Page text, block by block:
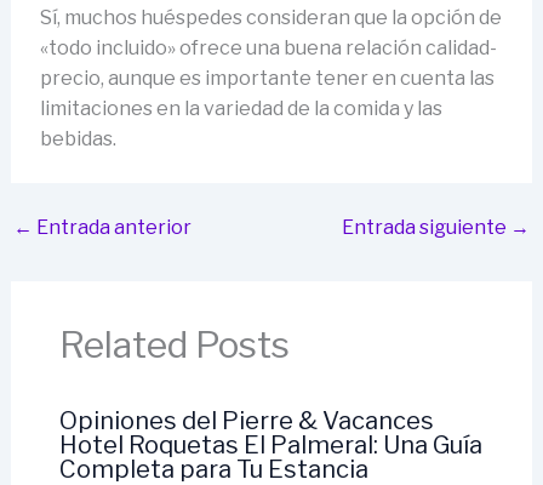
Sí, muchos huéspedes consideran que la opción de
«todo incluido» ofrece una buena relación calidad-
precio, aunque es importante tener en cuenta las
limitaciones en la variedad de la comida y las
bebidas.
← Entrada anterior Entrada siguiente →
Related Posts
Opiniones del Pierre & Vacances
Hotel Roquetas El Palmeral: Una Guía
Completa para Tu Estancia